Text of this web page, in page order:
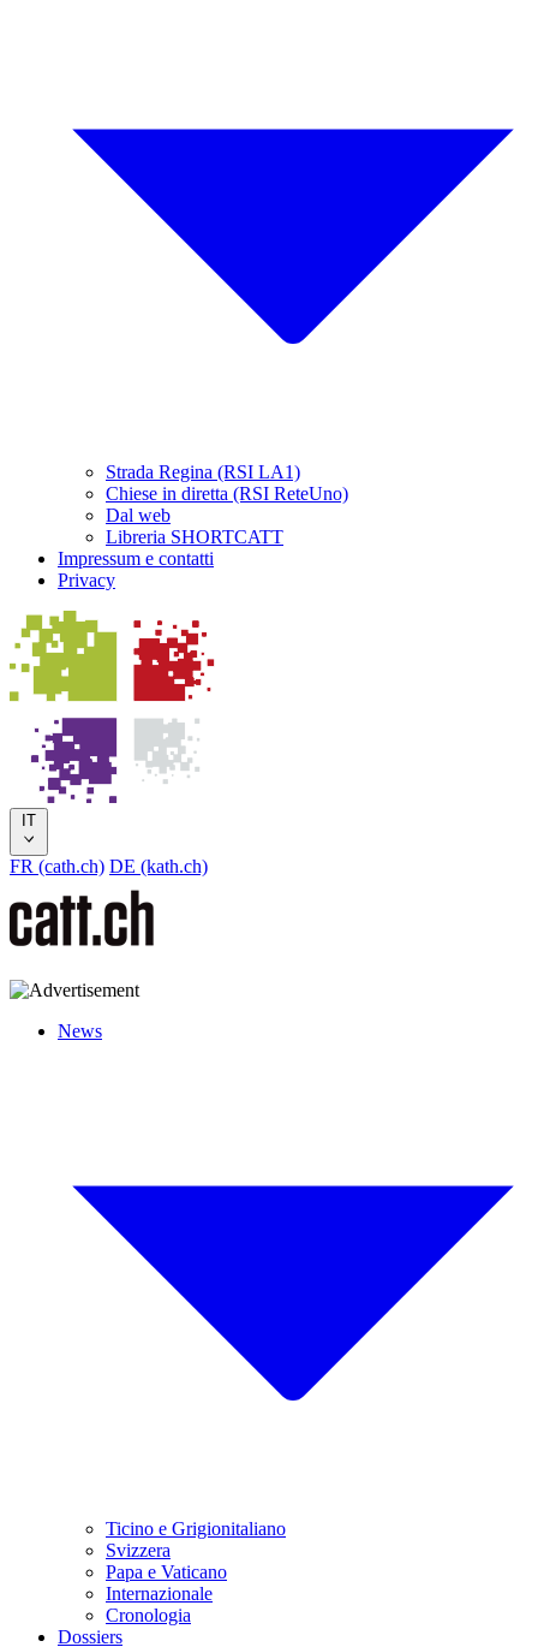
Strada Regina (RSI LA1)
Chiese in diretta (RSI ReteUno)
Dal web
Libreria SHORTCATT
Impressum e contatti
Privacy
IT
FR (cath.ch) DE (kath.ch)
News
Ticino e Grigionitaliano
Svizzera
Papa e Vaticano
Internazionale
Cronologia
Dossiers